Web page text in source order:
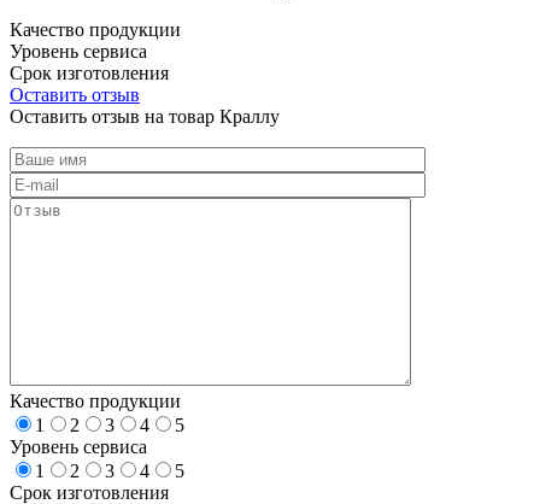
Качество продукции
Уровень сервиса
Срок изготовления
Оставить отзыв
Оставить отзыв на товар Краллу
Качество продукции
1
2 3 4
5
Уровень сервиса
1
2 3 4
5
Срок изготовления